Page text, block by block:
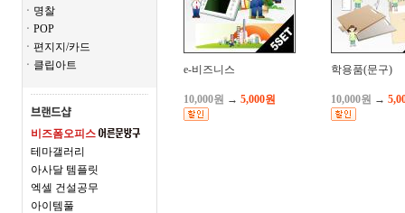
ㆍ명찰
ㆍPOP
ㆍ편지지/카드
ㆍ클립아트
비즈폼오피스
테마갤러리
아사달 템플릿
엑셀 건설공무
아이템풀
e-비즈니스
10,000원 → 5,000원
학용품(문구)
10,000원 →